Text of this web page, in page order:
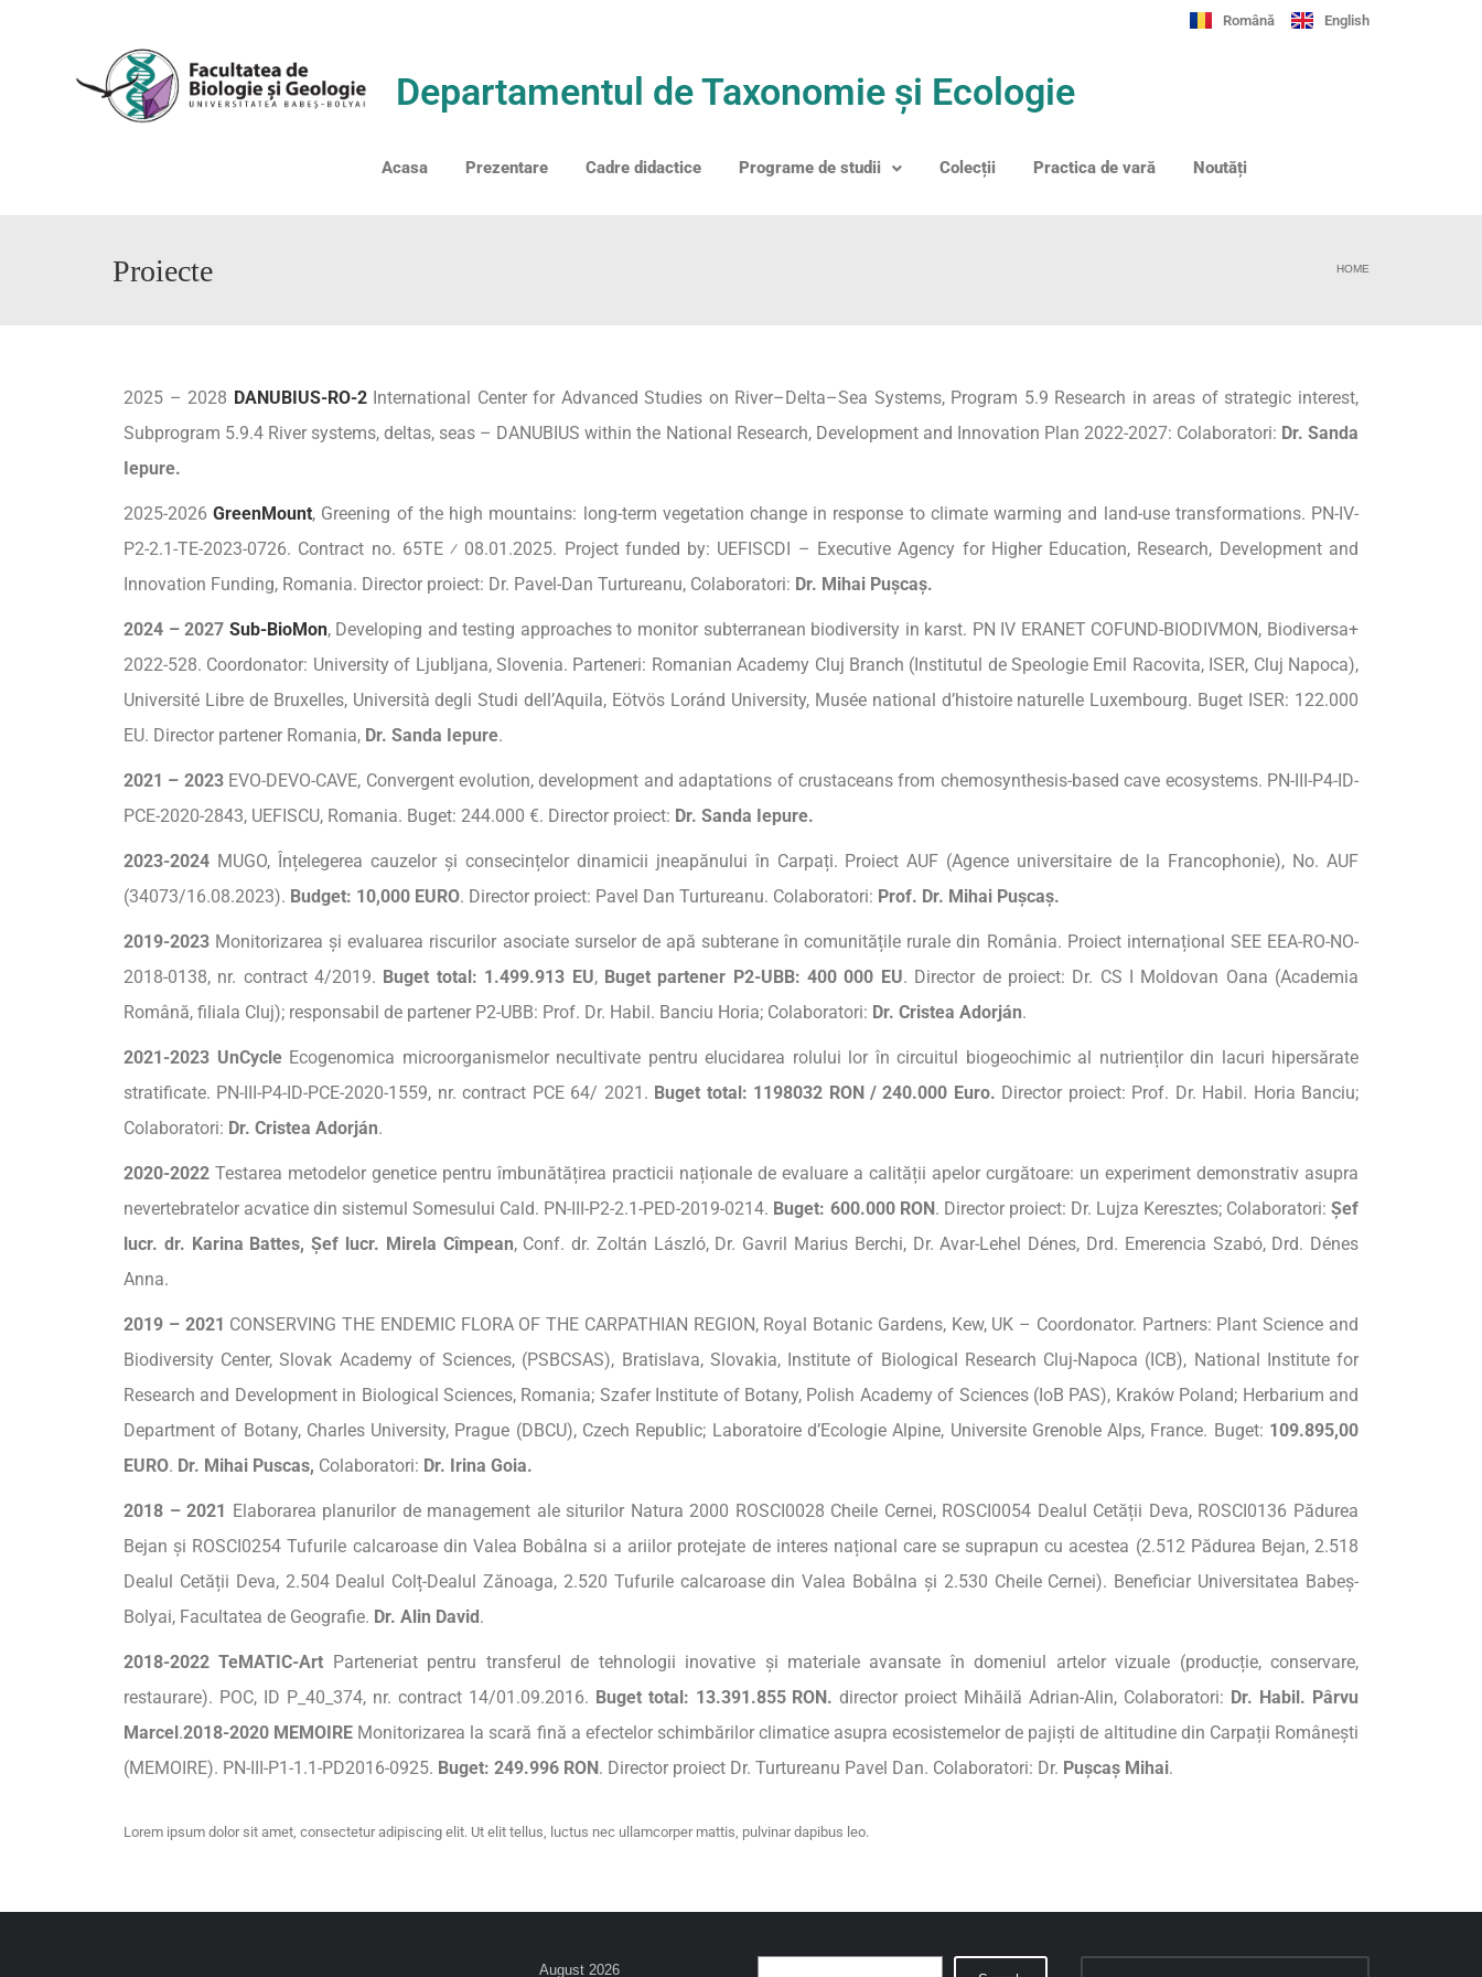
Română English
Departamentul de Taxonomie și Ecologie
Acasa Prezentare Cadre didactice Programe de studii Colecții Practica de vară Noutăți
Proiecte HOME
2025 – 2028 DANUBIUS-RO-2International Center for Advanced Studies on River–Delta–Sea Systems, Program 5.9 Research in areas of strategic interest,
Subprogram 5.9.4 River systems, deltas, seas – DANUBIUS within the National Research, Development and Innovation Plan 2022-2027: Colaboratori: Dr. Sanda
Iepure.
2025-2026GreenMount, Greening of the high mountains: long-term vegetation change in response to climate warming and land-use transformations. PN-IV-
P2-2.1-TE-2023-0726. Contract no. 65TE ⁄ 08.01.2025. Project funded by: UEFISCDI – Executive Agency for Higher Education, Research, Development and
Innovation Funding, Romania. Director proiect: Dr. Pavel-Dan Turtureanu, Colaboratori: Dr. Mihai Pușcaș.
2024 – 2027 Sub-BioMon, Developing and testing approaches to monitor subterranean biodiversity in karst. PN IV ERANET COFUND-BIODIVMON, Biodiversa+
2022-528. Coordonator: University of Ljubljana, Slovenia. Parteneri: Romanian Academy Cluj Branch (Institutul de Speologie Emil Racovita, ISER, Cluj Napoca),
Université Libre de Bruxelles, Università degli Studi dell’Aquila, Eötvös Loránd University, Musée national d’histoire naturelle Luxembourg. Buget ISER: 122.000
EU. Director partener Romania, Dr. Sanda Iepure.
2021 – 2023EVO-DEVO-CAVE, Convergent evolution, development and adaptations of crustaceans from chemosynthesis-based cave ecosystems. PN-III-P4-ID-
PCE-2020-2843, UEFISCU, Romania. Buget: 244.000 €. Director proiect: Dr. Sanda Iepure.
2023-2024 MUGO, Înțelegerea cauzelor și consecințelor dinamicii jneapănului în Carpați. Proiect AUF (Agence universitaire de la Francophonie), No. AUF
(34073/16.08.2023). Budget: 10,000 EURO. Director proiect: Pavel Dan Turtureanu. Colaboratori: Prof. Dr. Mihai Pușcaș.
2019-2023 Monitorizarea și evaluarea riscurilor asociate surselor de apă subterane în comunitățile rurale din România. Proiect internațional SEE EEA-RO-NO-
2018-0138, nr. contract 4/2019. Buget total: 1.499.913 EU, Buget partener P2-UBB: 400 000 EU. Director de proiect: Dr. CS I Moldovan Oana (Academia
Română, filiala Cluj); responsabil de partener P2-UBB: Prof. Dr. Habil. Banciu Horia; Colaboratori: Dr. Cristea Adorján.
2021-2023 UnCycleEcogenomica microorganismelor necultivate pentru elucidarea rolului lor în circuitul biogeochimic al nutrienților din lacuri hipersărate
stratificate. PN-III-P4-ID-PCE-2020-1559, nr. contract PCE 64/ 2021. Buget total: 1198032 RON / 240.000 Euro. Director proiect: Prof. Dr. Habil. Horia Banciu;
Colaboratori: Dr. Cristea Adorján.
2020-2022 Testarea metodelor genetice pentru îmbunătățirea practicii naționale de evaluare a calității apelor curgătoare: un experiment demonstrativ asupra
nevertebratelor acvatice din sistemul Somesului Cald. PN-III-P2-2.1-PED-2019-0214. Buget: 600.000 RON. Director proiect: Dr. Lujza Keresztes; Colaboratori: Șef
lucr. dr. Karina Battes,Șef lucr. Mirela Cîmpean, Conf. dr. Zoltán László, Dr. Gavril Marius Berchi, Dr. Avar-Lehel Dénes, Drd. Emerencia Szabó, Drd. Dénes
Anna.
2019 – 2021 CONSERVING THE ENDEMIC FLORA OF THE CARPATHIAN REGION, Royal Botanic Gardens, Kew, UK – Coordonator. Partners: Plant Science and
Biodiversity Center, Slovak Academy of Sciences, (PSBCSAS), Bratislava, Slovakia, Institute of Biological Research Cluj-Napoca (ICB), National Institute for
Research and Development in Biological Sciences, Romania; Szafer Institute of Botany, Polish Academy of Sciences (IoB PAS), Kraków Poland; Herbarium and
Department of Botany, Charles University, Prague (DBCU), Czech Republic; Laboratoire d’Ecologie Alpine, Universite Grenoble Alps, France. Buget: 109.895,00
EURO. Dr. Mihai Puscas, Colaboratori: Dr. Irina Goia.
2018 –2021 Elaborarea planurilor de management ale siturilor Natura 2000 ROSCI0028 Cheile Cernei, ROSCI0054 Dealul Cetății Deva, ROSCI0136 Pădurea
Bejan și ROSCI0254 Tufurile calcaroase din Valea Bobâlna si a ariilor protejate de interes național care se suprapun cu acestea (2.512 Pădurea Bejan, 2.518
Dealul Cetății Deva, 2.504 Dealul Colț-Dealul Zănoaga, 2.520 Tufurile calcaroase din Valea Bobâlna și 2.530 Cheile Cernei). Beneficiar Universitatea Babeș-
Bolyai, Facultatea de Geografie. Dr. Alin David.
2018-2022 TeMATIC-Art Parteneriat pentru transferul de tehnologii inovative și materiale avansate în domeniul artelor vizuale (producție, conservare,
restaurare). POC, ID P_40_374, nr. contract 14/01.09.2016. Bugettotal: 13.391.855 RON. director proiect Mihăilă Adrian-Alin, Colaboratori: Dr. Habil. Pârvu
Marcel.2018-2020 MEMOIRE Monitorizarea la scară fină a efectelor schimbărilor climatice asupra ecosistemelor de pajiști de altitudine din Carpații Românești
(MEMOIRE). PN-III-P1-1.1-PD2016-0925. Buget: 249.996 RON. Director proiect Dr. Turtureanu Pavel Dan. Colaboratori: Dr. Pușcaș Mihai.
Lorem ipsum dolor sit amet, consectetur adipiscing elit. Ut elit tellus, luctus nec ullamcorper mattis, pulvinar dapibus leo.
August 2026